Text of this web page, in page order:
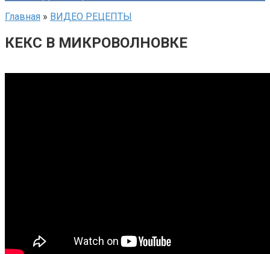
Главная » ВИДЕО РЕЦЕПТЫ
КЕКС В МИКРОВОЛНОВКЕ